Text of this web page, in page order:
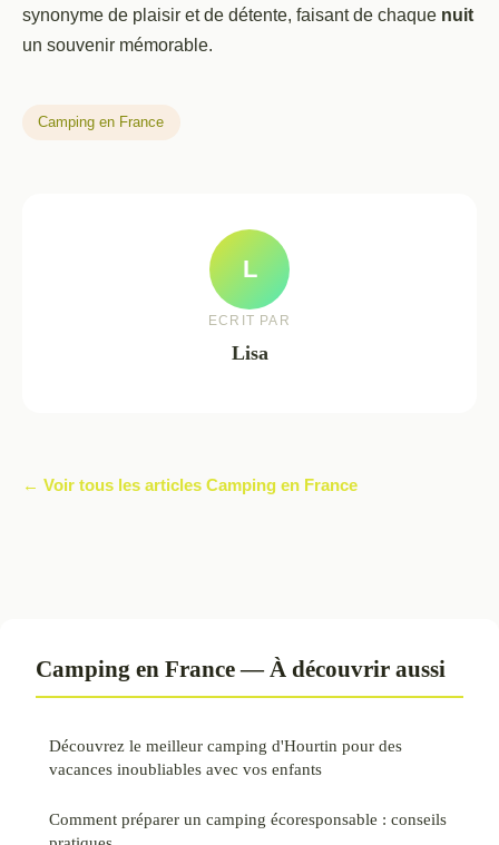
synonyme de plaisir et de détente, faisant de chaque nuit
un souvenir mémorable.
Camping en France
L
ECRIT PAR
Lisa
← Voir tous les articles Camping en France
Camping en France — À découvrir aussi
Découvrez le meilleur camping d'Hourtin pour des
vacances inoubliables avec vos enfants
Comment préparer un camping écoresponsable : conseils